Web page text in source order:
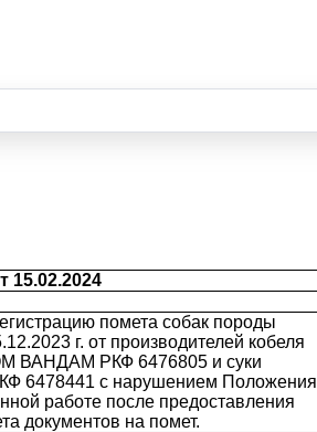
15.02.2024
помета собак породы
г. от производителей кобеля
ВАНДАМ РКФ 6476805 и суки
6478441 с нарушением Положения
работе после предоставления
документов на помет.